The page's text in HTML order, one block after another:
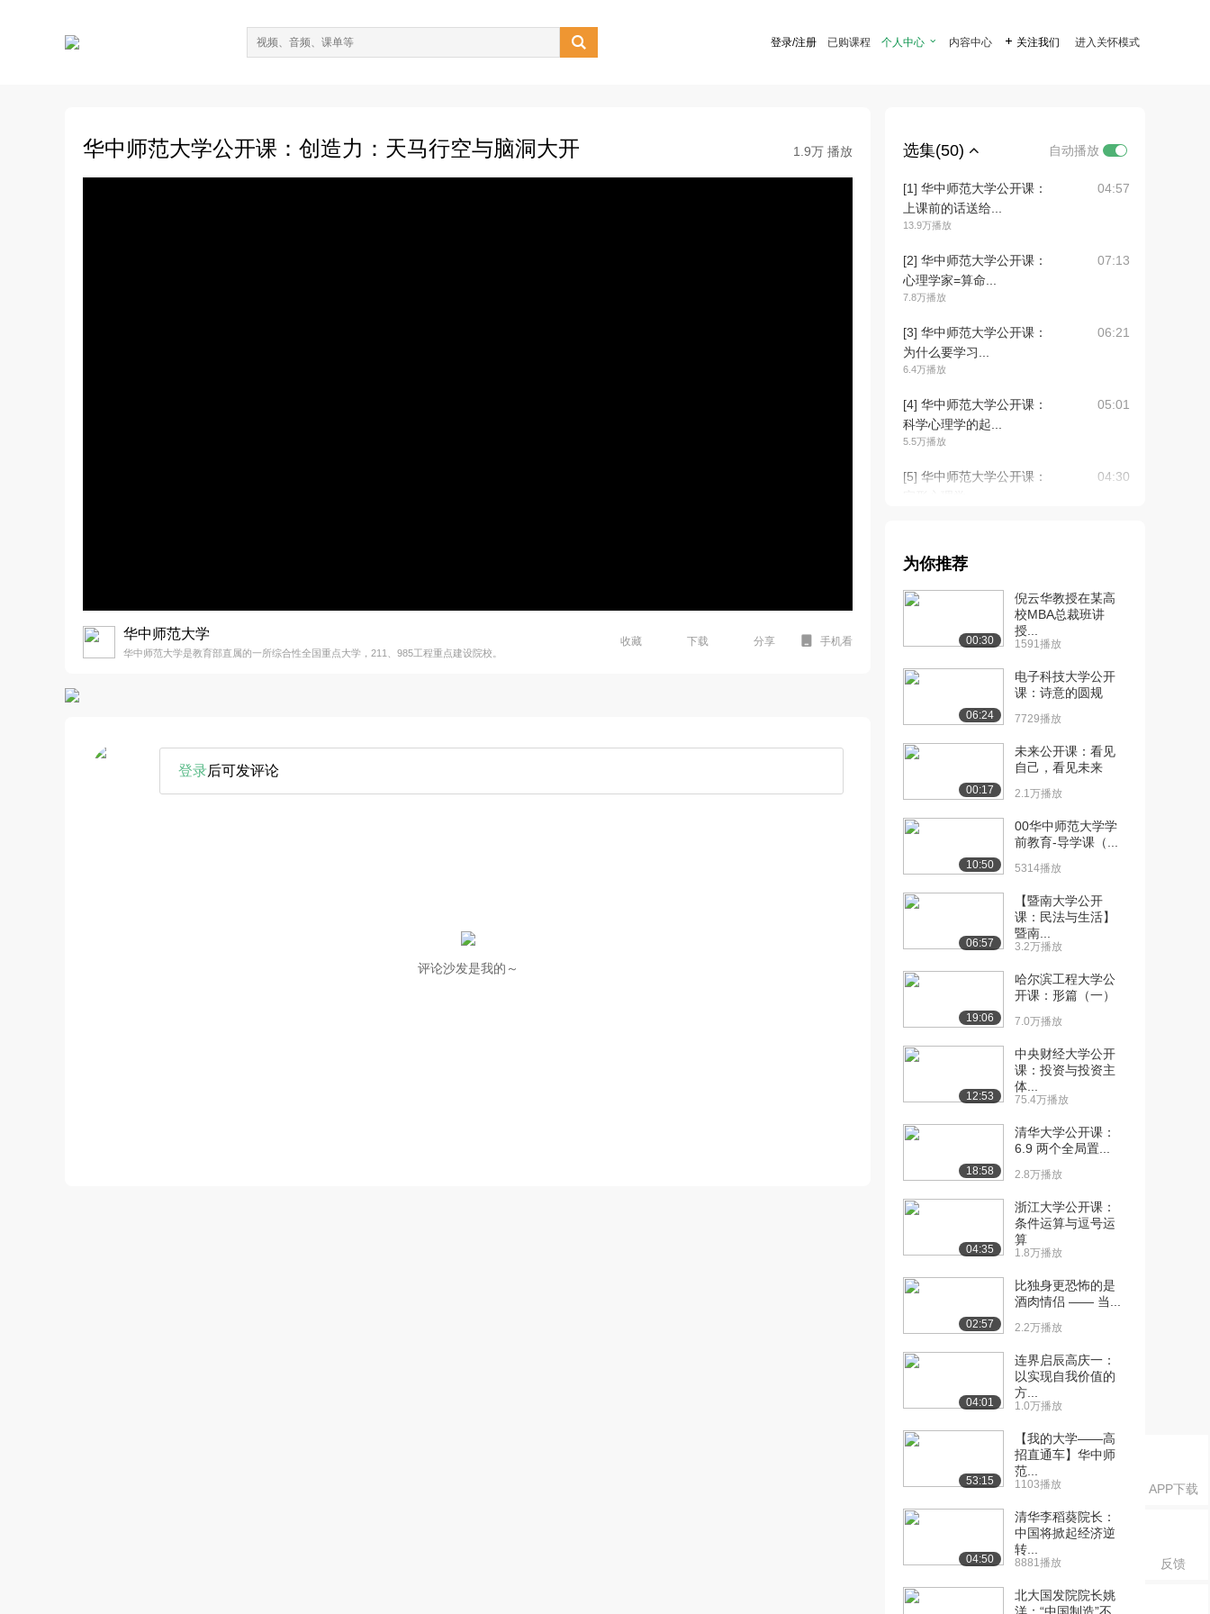
 登录/注册 已购课程 个人中心  内容中心  关注我们 进入关怀模式
APP下载
反馈
华中师范大学公开课：创造力：天马行空与脑洞大开 1.9万 播放
华中师范大学
华中师范大学是教育部直属的一所综合性全国重点大学，211、985工程重点建设院校。
收藏 下载 分享 手机看
登录后可发评论
评论沙发是我的～
选集(50) 自动播放
[1] 华中师范大学公开课：
上课前的话送给...
13.9万播放
04:57
[2] 华中师范大学公开课：
心理学家=算命...
7.8万播放
07:13
[3] 华中师范大学公开课：
为什么要学习...
6.4万播放
06:21
[4] 华中师范大学公开课：
科学心理学的起...
5.5万播放
05:01
[5] 华中师范大学公开课：
04:30
精神分析：没有...
[7] 华中师范大学公开课：
行为主义：十二...
08:16
[8] 华中师范大学公开课：
人本主义：给你...
07:59
[9] 华中师范大学公开课：
燃烧吧，动机...
3.7万播放
10:52
[10] 华中师范大学公开
课：饥饿动机：抱歉...
3.2万播放
06:49
[11] 华中师范大学公开
课：成就动机：追求...
11:12
[12] 华中师范大学公开
课：习得性无助：跳...
05:43
[13] 华中师范大学公开
课：成功恐惧：什么...
07:04
[14] 华中师范大学公开
课：认知失调：好奇...
08:16
[15] 华中师范大学公开
课：心理学里的学习...
课：经典条件作用：...
课：操作性条件作用...
[18] 华中师范大学公开
课：强化与惩罚：孩...
2.7万播放
[19] 华中师范大学公开
3.2万播放
[20] 华中师范大学公开
2.5万播放
为你推荐
00:30
倪云华教授在某高
校MBA总裁班讲
授...
1591播放
06:24
电子科技大学公开
课：诗意的圆规
7729播放
00:17
未来公开课：看见
自己，看见未来
2.1万播放
10:50
00华中师范大学学
前教育-导学课（...
5314播放
06:57
【暨南大学公开
课：民法与生活】
暨南...
3.2万播放
19:06
哈尔滨工程大学公
开课：形篇（一）
7.0万播放
12:53
中央财经大学公开
课：投资与投资主
体...
75.4万播放
18:58
清华大学公开课：
6.9 两个全局置...
2.8万播放
04:35
浙江大学公开课：
条件运算与逗号运
算
1.8万播放
02:57
比独身更恐怖的是
酒肉情侣 —— 当...
2.2万播放
04:01
连界启辰高庆一：
以实现自我价值的
方...
1.0万播放
53:15
【我的大学——高
招直通车】华中师
范...
1103播放
04:50
清华李稻葵院长：
中国将掀起经济逆
转...
8881播放
北大国发院院长姚